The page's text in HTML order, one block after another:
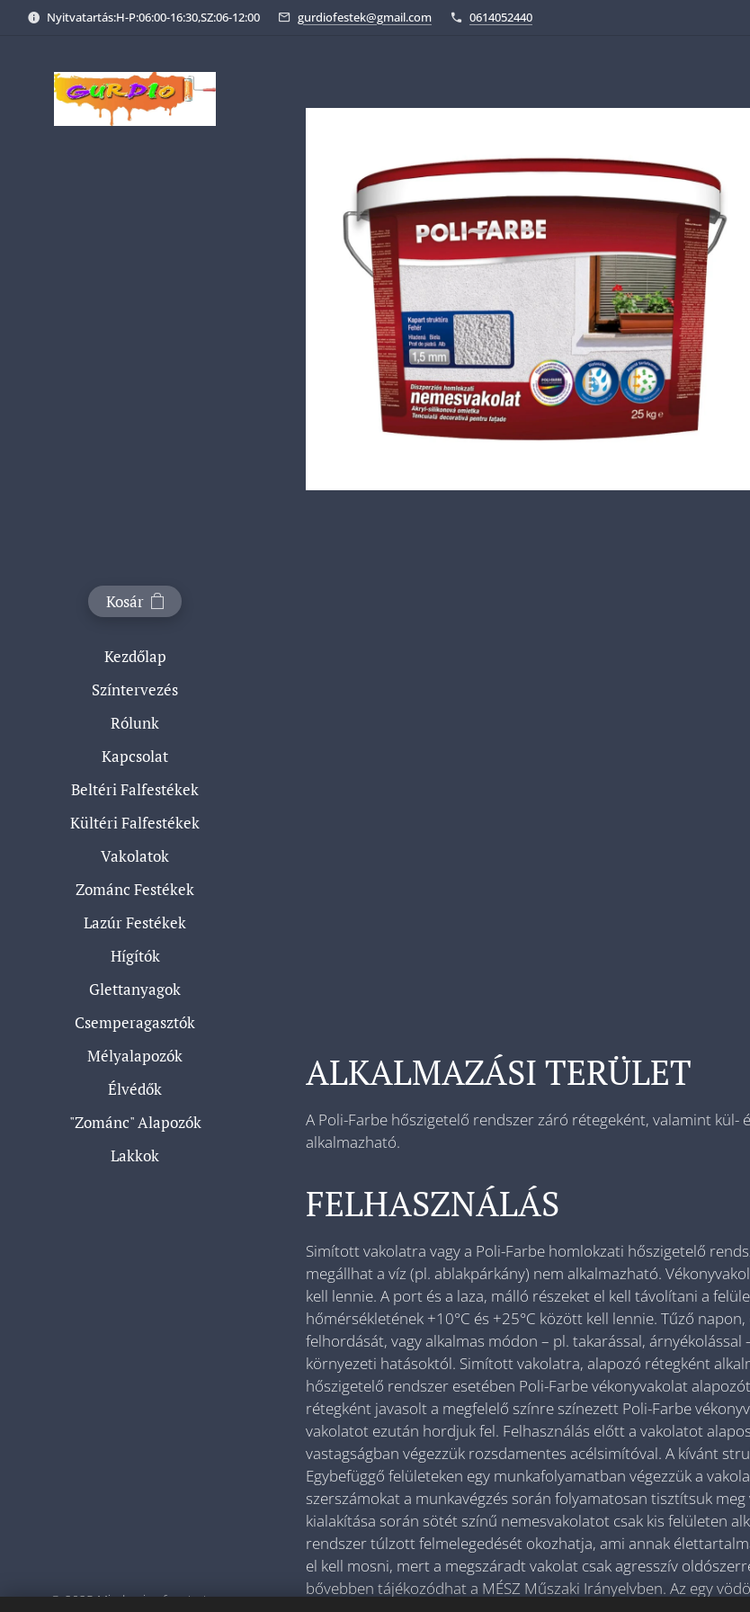
Nyitvatartás:H-P:06:00-16:30,SZ:06-12:00 gurdiofestek@gmail.com 0614052440
Kosár
Kezdőlap
Színtervezés
Rólunk
Kapcsolat
Beltéri Falfestékek
Kültéri Falfestékek
Vakolatok
Zománc Festékek
Lazúr Festékek
Hígítók
Glettanyagok
Csemperagasztók
Mélyalapozók
Élvédők
"Zománc" Alapozók
Lakkok
ALKALMAZÁSI TERÜLET
A Poli-Farbe hőszigetelő rendszer záró rétegeként, valamint
alkalmazható.
FELHASZNÁLÁS
Simított vakolatra vagy a Poli-Farbe homlokzati hőszigetelő
megállhat a víz (pl. ablakpárkány) nem alkalmazható.
kell lennie. A port és a laza, málló részeket el kell távolítani a
hőmérsékletének +10°C és +25°C között kell lennie. Tűző
felhordását, vagy alkalmas módon – pl. takarással,
környezeti hatásoktól. Simított vakolatra, alapozó rétegként
hőszigetelő rendszer esetében Poli-Farbe vékonyvakolat
rétegként javasolt a megfelelő színre színezett Poli-Farbe
vakolatot ezután hordjuk fel. Felhasználás előtt a vakolatot
vastagságban végezzük rozsdamentes acélsimítóval. A kívánt
Egybefüggő felületeken egy munkafolyamatban végezzük a
szerszámokat a munkavégzés során folyamatosan tisztítsuk
kialakítása során sötét színű nemesvakolatot csak kis felületen
rendszer túlzott felmelegedését okozhatja, ami annak
el kell mosni, mert a megszáradt vakolat csak agresszív
bővebben tájékozódhat a MÉSZ Műszaki Irányelvben. Az egy
© 2025 Minden jog fenntartva